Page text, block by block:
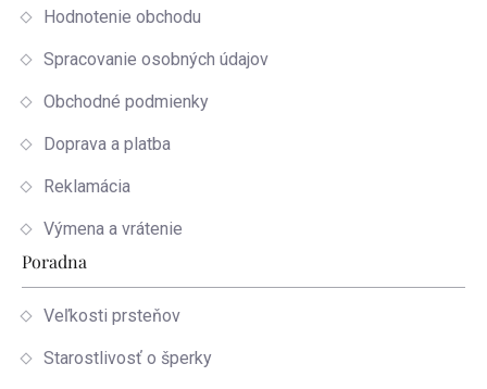
Hodnotenie obchodu
Spracovanie osobných údajov
Obchodné podmienky
Doprava a platba
Reklamácia
Výmena a vrátenie
Poradna
Veľkosti prsteňov
Starostlivosť o šperky